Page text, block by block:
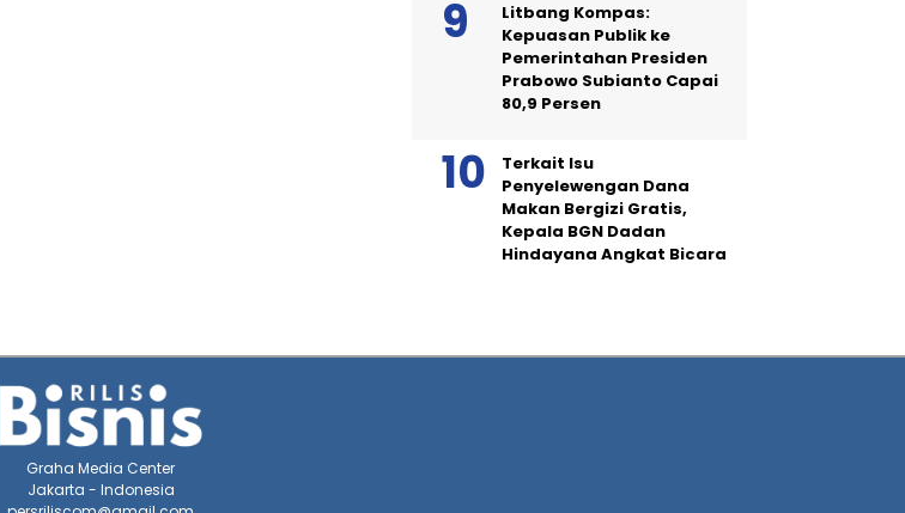
Litbang Kompas:
Kepuasan Publik ke
Pemerintahan Presiden
Prabowo Subianto Capai
80,9 Persen
Terkait Isu
Penyelewengan Dana
Makan Bergizi Gratis,
Kepala BGN Dadan
Hindayana Angkat Bicara
Graha Media Center
Jakarta - Indonesia